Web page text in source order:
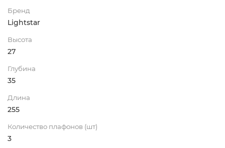
Бренд
Lightstar
Высота
27
Глубина
35
Длина
255
Количество плафонов (шт)
3